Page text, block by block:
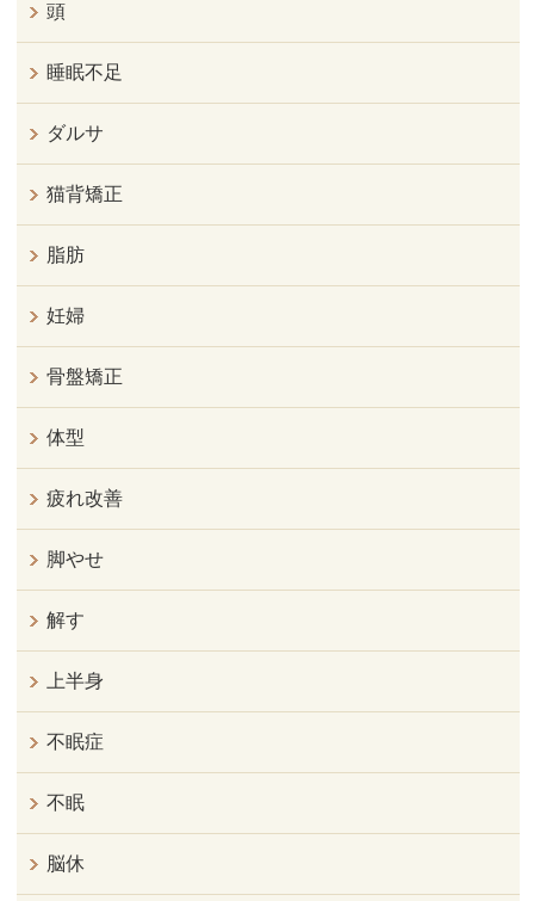
頭
睡眠不足
ダルサ
猫背矯正
脂肪
妊婦
骨盤矯正
体型
疲れ改善
脚やせ
解す
上半身
不眠症
不眠
脳休